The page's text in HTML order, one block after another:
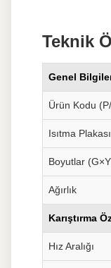
Teknik
Genel
Ürün Kodu
Isıtma
Boyutlar
Ağırlık
Karıştırma
Hız Aralığı